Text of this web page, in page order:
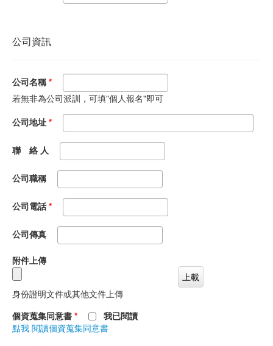
公司資訊
公司名稱 *
若無非為公司派訓，可填"個人報名"即可
公司地址 *
聯 絡 人
公司職稱
公司電話*
公司傳真
附件上傳
身份證明文件或其他文件上傳
個資蒐集同意書 *
我已閱讀
點我 閱讀個資蒐集同意書